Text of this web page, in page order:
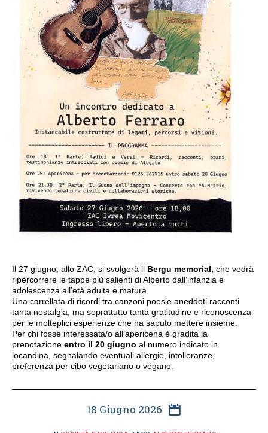
Il 27 giugno, allo ZAC, si svolgerà il Bergu memorial, che vedrà
ripercorrere le tappe più salienti di Alberto dall’infanzia e
adolescenza all’età adulta e matura.
Una carrellata di ricordi tra canzoni poesie aneddoti racconti
tanta nostalgia, ma soprattutto tanta gratitudine e riconoscenza
per le molteplici esperienze che ha saputo mettere insieme.
Per chi fosse interessata/o all’apericena è gradita la
prenotazione entro il 20 giugno al numero indicato in
locandina, segnalando eventuali allergie, intolleranze,
preferenza per cibo vegetariano o vegano.
18 Giugno 2026